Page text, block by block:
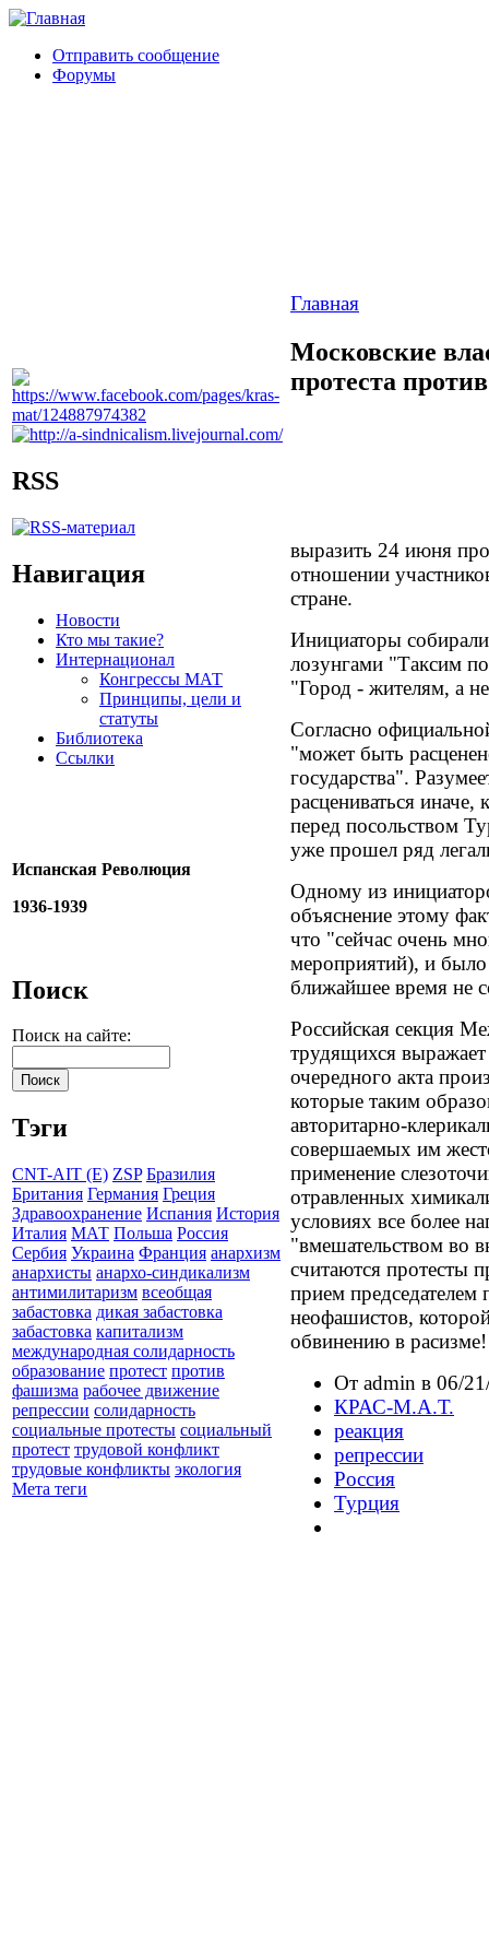
Отправить сообщение
Форумы
RSS
Навигация
Новости
Кто мы такие?
Интернационал
Конгрессы МАТ
Принципы, цели и
статуты
Библиотека
Ссылки
Испанская Революция
1936-1939
Поиск
Поиск на сайте:
Тэги
CNT-AIT (E) ZSP Бразилия
Британия Германия Греция
Здравоохранение Испания История
Италия МАТ Польша Россия
Сербия Украина Франция анархизм
анархисты анархо-синдикализм
антимилитаризм всеобщая
забастовка дикая забастовка
забастовка капитализм
международная солидарность
образование протест против
фашизма рабочее движение
репрессии солидарность
социальные протесты социальный
протест трудовой конфликт
трудовые конфликты экология
Мета теги
Главная
Московские
протеста
выразить 24 июня
отношении
стране.
Инициаторы
лозунгами "Таксим
"Город - жителям, а
Согласно
"может быть
государства".
расцениваться иначе,
перед посольством
уже прошел ряд
Одному из
объяснение этому
что "сейчас очень
мероприятий), и
ближайшее время не
Российская секция
трудящихся
очередного акта
которые таким
авторитарно-
совершаемых им
применение
отравленных
условиях все более
"вмешательством во
считаются протесты
прием
неофашистов,
обвинению в расизме!
От admin в 06/
КРАС-М.А.Т.
реакция
репрессии
Россия
Турция